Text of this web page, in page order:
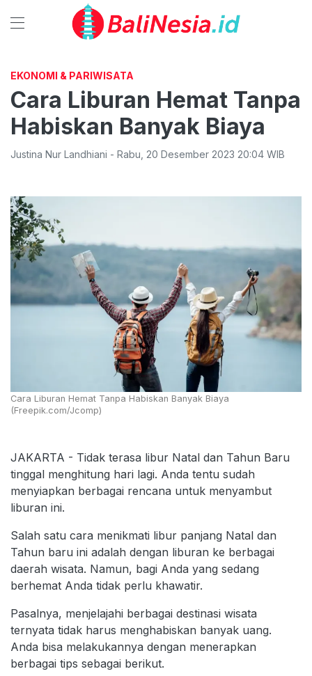
EKONOMI & PARIWISATA
Cara Liburan Hemat Tanpa
Habiskan Banyak Biaya
Justina Nur Landhiani - Rabu 20 Desember 2023 20:04 WIB
Cara Liburan Hemat Tanpa Habiskan Banyak Biaya
(Freepik.com/Jcomp)
JAKARTA - Tidak terasa libur Natal dan Tahun Baru
tinggal menghitung hari lagi. Anda tentu sudah
menyiapkan berbagai rencana untuk menyambut
liburan ini.
Salah satu cara menikmati libur panjang Natal dan
Tahun baru ini adalah dengan liburan ke berbagai
daerah wisata. Namun, bagi Anda yang sedang
berhemat Anda tidak perlu khawatir.
Pasalnya, menjelajahi berbagai destinasi wisata
ternyata tidak harus menghabiskan banyak uang.
Anda bisa melakukannya dengan menerapkan
berbagai tips sebagai berikut.